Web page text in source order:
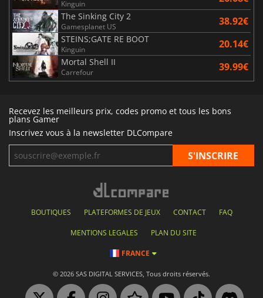
Kinguin
The Sinking City 2
Gamesplanet US 38.92€
STEINS;GATE RE BOOT
Kinguin 20.14€
Mortal Shell II
Carrefour 39.99€
Recevez les meilleurs prix, codes promo et tous les bons
plans Gamer
Inscrivez vous à la newsletter DLCompare
BOUTIQUES PLATEFORMES DE JEUX CONTACT FAQ
MENTIONS LEGALES PLAN DU SITE
FRANCE
© 2026 SAS DIGITAL SERVICES, Tous droits réservés.